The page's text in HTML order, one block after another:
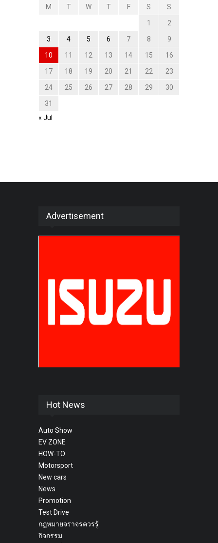
M T W T F S S
1 2
3 4 5 6 7 8 9
10 11 12 13 14 15 16
17 18 19 20 21 22 23
24 25 26 27 28 29 30
31
« Jul
Advertisement
Hot News
Auto Show
EV ZONE
HOW-TO
Motorsport
New cars
News
Promotion
Test Drive
กฎหมายจราจรควรรู้
กิจกรรม